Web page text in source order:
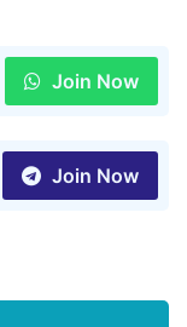
Join Now
Join Now